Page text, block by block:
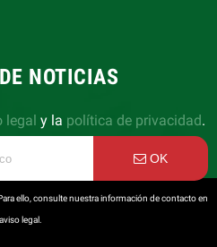
NOTICIAS
legal y la política de privacidad.
OK
ello, consulte nuestra información de contacto en
legal.